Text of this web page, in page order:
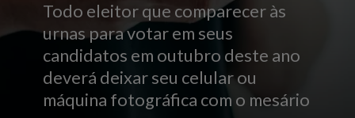
Todo eleitor que comparecer às
urnas para votar em seus
candidatos em outubro deste ano
deverá deixar seu celular ou
máquina fotográfica com o mesário